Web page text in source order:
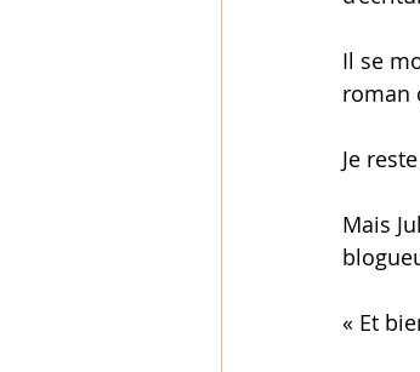
Il se
roman
Je
Mais
« Et